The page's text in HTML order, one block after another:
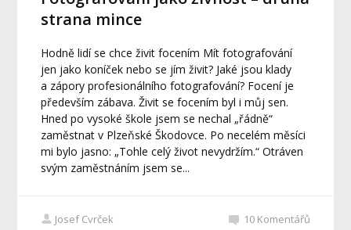
strana mince
Hodně lidí se chce živit focením Mít fotografování
jen jako koníček nebo se jím živit? Jaké jsou klady
a zápory profesionálního fotografování? Focení je
především zábava. Živit se focením byl i můj sen.
Hned po vysoké škole jsem se nechal „řádně“
zaměstnat v Plzeňské Škodovce. Po necelém měsíci
mi bylo jasno: „Tohle celý život nevydržím.“ Otráven
svým zaměstnáním jsem se...
Josef Cvrček 10 Komentářů